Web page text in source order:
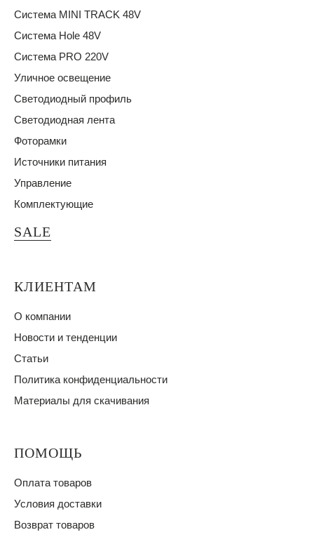
Система MINI TRACK 48V
Система Hole 48V
Система PRO 220V
Уличное освещение
Светодиодный профиль
Светодиодная лента
Фоторамки
Источники питания
Управление
Комплектующие
SALE
КЛИЕНТАМ
О компании
Новости и тенденции
Статьи
Политика конфиденциальности
Материалы для скачивания
ПОМОЩЬ
Оплата товаров
Условия доставки
Возврат товаров